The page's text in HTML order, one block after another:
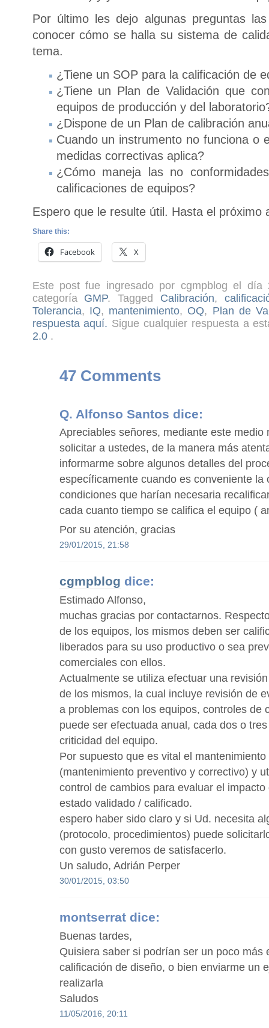
Por último les dejo algunas preguntas
conocer cómo se halla su sistema de
tema.
¿Tiene un SOP para la calificación de
¿Tiene un Plan de Validación que
equipos de producción y del
¿Dispone de un Plan de calibración
Cuando un instrumento no funciona o
medidas correctivas aplica?
¿Cómo maneja las no
calificaciones de equipos?
Espero que le resulte útil. Hasta el próximo
Share this:
Facebook X
Este post fue ingresado por cgmpblog el
categoría GMP. Tagged Calibración,
Tolerancia, IQ, mantenimiento, OQ, Plan de
respuesta aquí. Sigue cualquier respuesta a
2.0.
47 Comments
Q. Alfonso Santos dice:
Apreciables señores, mediante este medio
solicitar a ustedes, de la manera más
informarme sobre algunos detalles del
específicamente cuando es conveniente la
condiciones que harían necesaria
cada cuanto tiempo se califica el equipo (
Por su atención, gracias
29/01/2015, 21:58
cgmpblog dice:
Estimado Alfonso,
muchas gracias por contactarnos.
de los equipos, los mismos deben ser
liberados para su uso productivo o sea
comerciales con ellos.
Actualmente se utiliza efectuar una
de los mismos, la cual incluye revisión de
a problemas con los equipos, controles de
puede ser efectuada anual, cada dos o
criticidad del equipo.
Por supuesto que es vital el
(mantenimiento preventivo y correctivo) y
control de cambios para evaluar el
estado validado / calificado.
espero haber sido claro y si Ud. necesita
(protocolo, procedimientos) puede
con gusto veremos de satisfacerlo.
Un saludo, Adrián Perper
30/01/2015, 03:50
montserrat dice:
Buenas tardes,
Quisiera saber si podrían ser un poco más
calificación de diseño, o bien enviarme un
realizarla
Saludos
11/05/2016, 20:11